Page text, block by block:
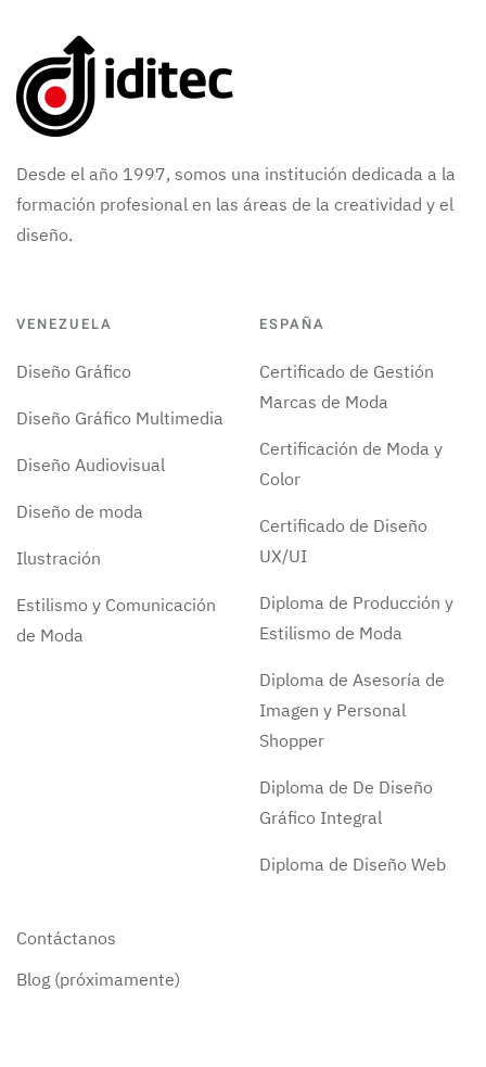
Desde el año 1997, somos una institución dedicada a la
formación profesional en las áreas de la creatividad y el
diseño.
VENEZUELA
Diseño Gráfico
Diseño Gráfico Multimedia
Diseño Audiovisual
Diseño de moda
Ilustración
Estilismo y Comunicación
de Moda
ESPAÑA
Certificado de Gestión
Marcas de Moda
Certificación de Moda y
Color
Certificado de Diseño
UX/UI
Diploma de Producción y
Estilismo de Moda
Diploma de Asesoría de
Imagen y Personal
Shopper
Diploma de De Diseño
Gráfico Integral
Diploma de Diseño Web
Contáctanos
Blog (próximamente)